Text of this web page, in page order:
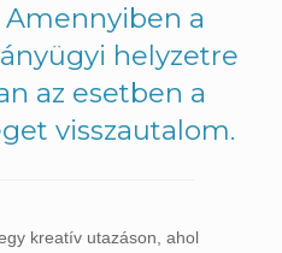
a
helyzetre
az esetben a
visszautalom.
kreatív utazáson, ahol